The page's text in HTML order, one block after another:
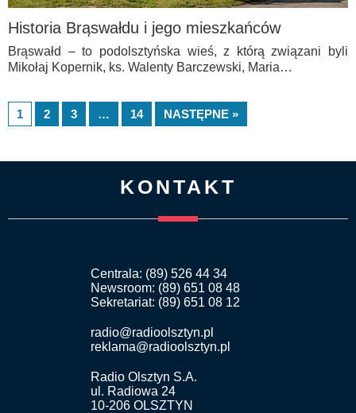
Historia Brąswałdu i jego mieszkańców
Brąswałd – to podolsztyńska wieś, z którą związani byli
Mikołaj Kopernik, ks. Walenty Barczewski, Maria…
1 2 3 … 14 NASTĘPNE »
KONTAKT
Centrala: (89) 526 44 34
Newsroom: (89) 651 08 48
Sekretariat: (89) 651 08 12
radio@radioolsztyn.pl
reklama@radioolsztyn.pl
Radio Olsztyn S.A.
ul. Radiowa 24
10-206 OLSZTYN